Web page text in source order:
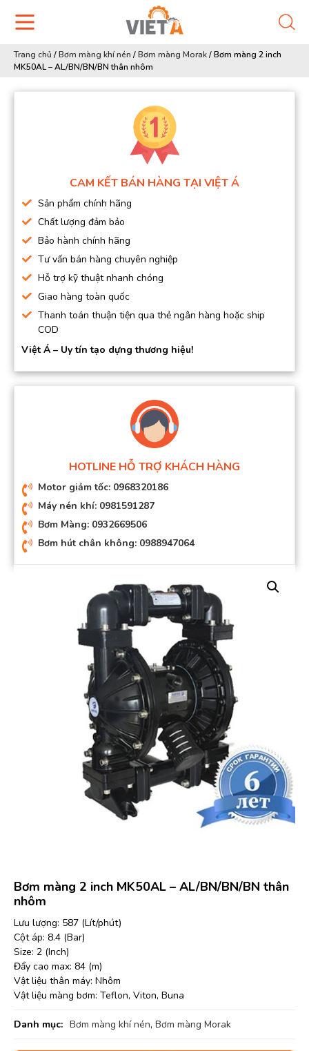
Trang chủ /Bơm màng khí nén /Bơm màng Morak/Bơm màng 2 inch
MK50AL – AL/BN/BN/BN thân nhôm
CAM KẾT BÁN HÀNG TẠI VIỆT Á
Sản phẩm chính hãng
Chất lượng đảm bảo
Bảo hành chính hãng
Tư vấn bán hàng chuyên nghiệp
Hỗ trợ kỹ thuật nhanh chóng
Giao hàng toàn quốc
Thanh toán thuận tiện qua thẻ ngân hàng hoặc ship
COD
Việt Á – Uy tín tạo dựng thương hiệu!
HOTLINE HỖ TRỢ KHÁCH HÀNG
Motor giảm tốc: 0968320186
Máy nén khí: 0981591287
Bơm Màng: 0932669506
Bơm hút chân không: 0988947064
Bơm màng 2 inch MK50AL – AL/BN/BN/BN thân
nhôm
Lưu lượng: 587 (Lít/phút)
Cột áp: 8.4 (Bar)
Size: 2 (Inch)
Đẩy cao max: 84 (m)
Vật liệu thân máy: Nhôm
Vật liệu màng bơm: Teflon, Viton, Buna
Danh mục: Bơm màng khí nén, Bơm màng Morak